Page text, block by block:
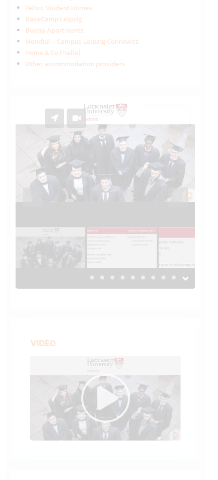
Felixx Student Homes
BaseCamp Leipzig
Buena Apartments
Mondial – Campus Leipzig Connewitz
Home & Co (Halle)
Other accommodation providers
Previous Previous
VIDEO